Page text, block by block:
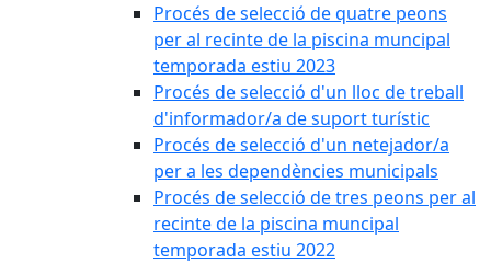
Procés de selecció de quatre peons
per al recinte de la piscina muncipal
temporada estiu 2023
Procés de selecció d'un lloc de treball
d'informador/a de suport turístic
Procés de selecció d'un netejador/a
per a les dependències municipals
Procés de selecció de tres peons per al
recinte de la piscina muncipal
temporada estiu 2022